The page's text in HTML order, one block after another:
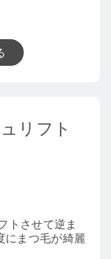
リフト
トさせて逆ま
にまつ毛が綺麗